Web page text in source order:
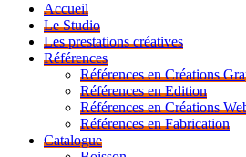
Accueil
Le Studio
Les prestations créatives
Références
Références en Créations
Références en Edition
Références en Créations
Références en Fabrication
Catalogue